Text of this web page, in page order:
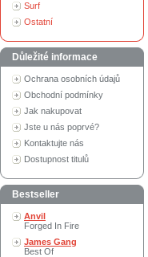
Surf
Ostatní
Důležité informace
Ochrana osobních údajů
Obchodní podmínky
Jak nakupovat
Jste u nás poprvé?
Kontaktujte nás
Dostupnost titulů
Bestseller
Anvil
Forged In Fire
James Gang
Best Of